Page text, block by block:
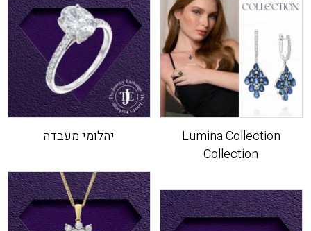
Lumina Collection
Collection
יהלומי מעבדה